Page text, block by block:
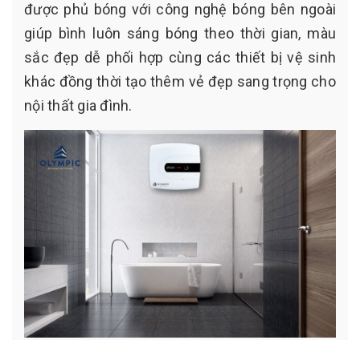
được phủ bóng với công nghệ bóng bên ngoài
giúp bình luôn sáng bóng theo thời gian, màu
sắc đẹp dễ phối hợp cùng các thiết bị vệ sinh
khác đồng thời tạo thêm vẻ đẹp sang trọng cho
nội thất gia đình.